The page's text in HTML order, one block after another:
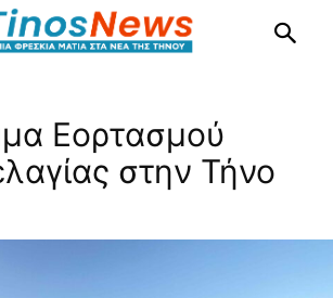
Εορτασμού
στην Τήνο